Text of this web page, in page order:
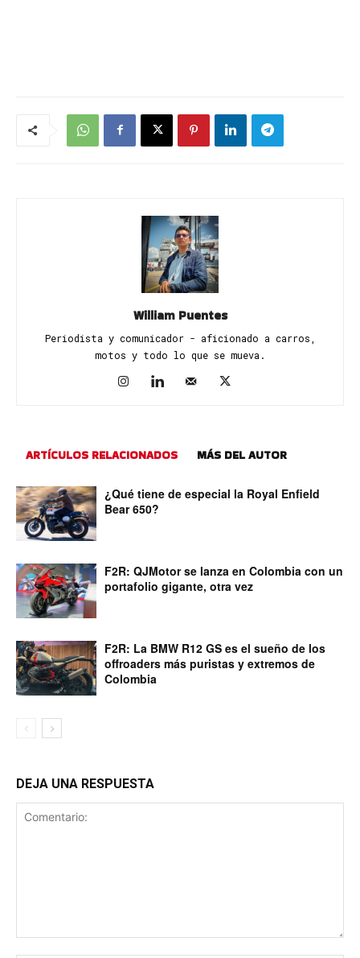
William Puentes
Periodista y comunicador - aficionado a carros,
motos y todo lo que se mueva.
ARTÍCULOS RELACIONADOS MÁS DEL AUTOR
¿Qué tiene de especial la Royal Enfield
Bear 650?
F2R: QJMotor se lanza en Colombia con un
portafolio gigante, otra vez
F2R: La BMW R12 GS es el sueño de los
offroaders más puristas y extremos de
Colombia
DEJA UNA RESPUESTA